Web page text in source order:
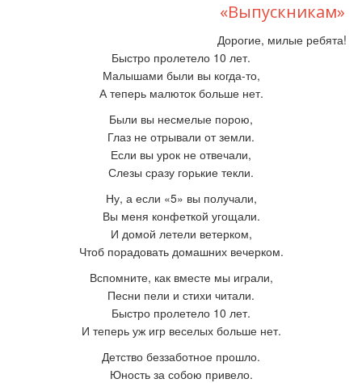
«Выпускникам»
Дорогие, милые ребята!
Быстро пролетело 10 лет.
Малышами были вы когда-то,
А теперь малюток больше нет.
Были вы несмелые порою,
Глаз не отрывали от земли.
Если вы урок не отвечали,
Слезы сразу горькие текли.
Ну, а если «5» вы получали,
Вы меня конфеткой угощали.
И домой летели ветерком,
Чтоб порадовать домашних вечерком.
Вспомните, как вместе мы играли,
Песни пели и стихи читали.
Быстро пролетело 10 лет.
И теперь уж игр веселых больше нет.
Детство беззаботное прошло.
Юность за собою привело.